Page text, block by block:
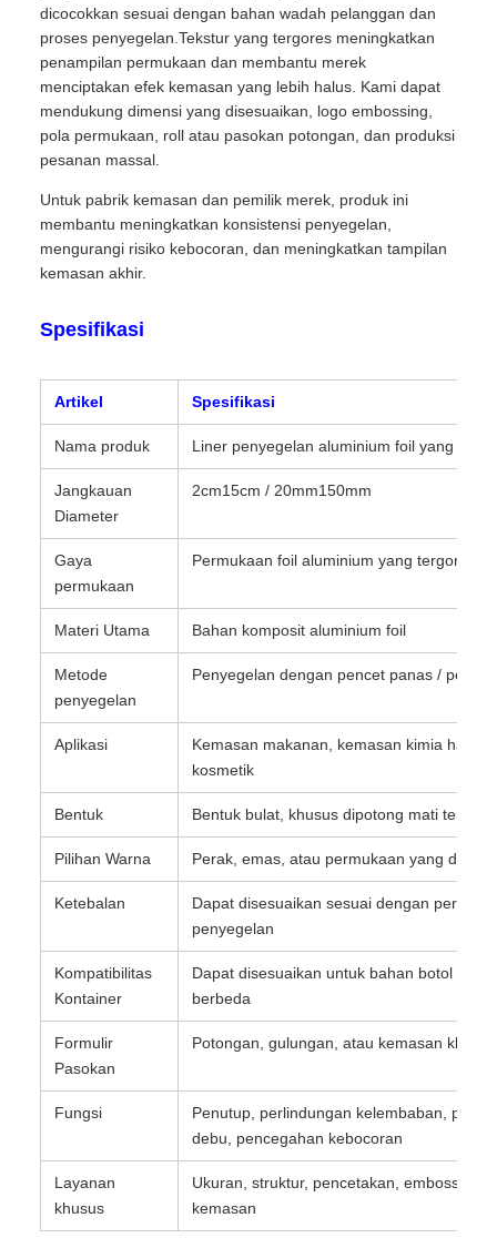
dicocokkan sesuai dengan bahan wadah pelanggan dan
proses penyegelan.Tekstur yang tergores meningkatkan
penampilan permukaan dan membantu merek
menciptakan efek kemasan yang lebih halus. Kami dapat
mendukung dimensi yang disesuaikan, logo embossing,
pola permukaan, roll atau pasokan potongan, dan produksi
pesanan massal.
Untuk pabrik kemasan dan pemilik merek, produk ini
membantu meningkatkan konsistensi penyegelan,
mengurangi risiko kebocoran, dan meningkatkan tampilan
kemasan akhir.
Spesifikasi
Artikel Spesifikasi
Nama produk Liner penyegelan aluminium foil yang dicap
Jangkauan
Diameter
2cm15cm / 20mm150mm
Gaya
permukaan
Permukaan foil aluminium yang tergores
Materi Utama Bahan komposit aluminium foil
Metode
penyegelan
Penyegelan dengan pencet panas /
Aplikasi
Kemasan makanan, kemasan kimia
kosmetik
Bentuk Bentuk bulat, khusus dipotong mati
Pilihan Warna Perak, emas, atau permukaan yang
Ketebalan
Dapat disesuaikan sesuai dengan
penyegelan
Kompatibilitas
Kontainer
Dapat disesuaikan untuk bahan botol dan
berbeda
Formulir
Pasokan
Potongan, gulungan, atau kemasan khusus
Fungsi
Penutup, perlindungan kelembaban,
debu, pencegahan kebocoran
Layanan
khusus
Ukuran, struktur, pencetakan, embossing,
kemasan